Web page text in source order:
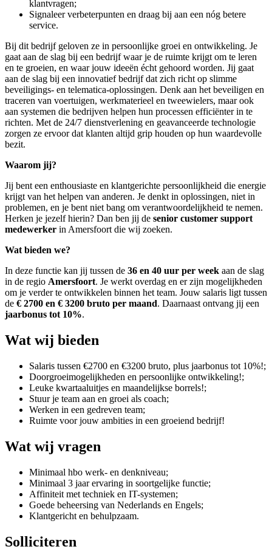
klantvragen;
Signaleer verbeterpunten en draag bij aan een nóg betere
service.
Bij dit bedrijf geloven ze in persoonlijke groei en ontwikkeling. Je
gaat aan de slag bij een bedrijf waar je de ruimte krijgt om te leren
en te groeien, en waar jouw ideeën écht gehoord worden. Jij gaat
aan de slag bij een innovatief bedrijf dat zich richt op slimme
beveiligings- en telematica-oplossingen. Denk aan het beveiligen en
traceren van voertuigen, werkmaterieel en tweewielers, maar ook
aan systemen die bedrijven helpen hun processen efficiënter in te
richten. Met de 24/7 dienstverlening en geavanceerde technologie
zorgen ze ervoor dat klanten altijd grip houden op hun waardevolle
bezit.
Waarom jij?
Jij bent een enthousiaste en klantgerichte persoonlijkheid die energie
krijgt van het helpen van anderen. Je denkt in oplossingen, niet in
problemen, en je bent niet bang om verantwoordelijkheid te nemen.
Herken je jezelf hierin? Dan ben jij de senior customer support
medewerker in Amersfoort die wij zoeken.
Wat bieden we?
In deze functie kan jij tussen de 36 en 40 uur per week aan de slag
in de regio Amersfoort. Je werkt overdag en er zijn mogelijkheden
om je verder te ontwikkelen binnen het team. Jouw salaris ligt tussen
de € 2700 en € 3200 bruto per maand. Daarnaast ontvang jij een
jaarbonus tot 10%.
Wat wij bieden
Salaris tussen €2700 en €3200 bruto, plus jaarbonus tot 10%!;
Doorgroeimogelijkheden en persoonlijke ontwikkeling!;
Leuke kwartaaluitjes en maandelijkse borrels!;
Stuur je team aan en groei als coach;
Werken in een gedreven team;
Ruimte voor jouw ambities in een groeiend bedrijf!
Wat wij vragen
Minimaal hbo werk- en denkniveau;
Minimaal 3 jaar ervaring in soortgelijke functie;
Affiniteit met techniek en IT-systemen;
Goede beheersing van Nederlands en Engels;
Klantgericht en behulpzaam.
Solliciteren